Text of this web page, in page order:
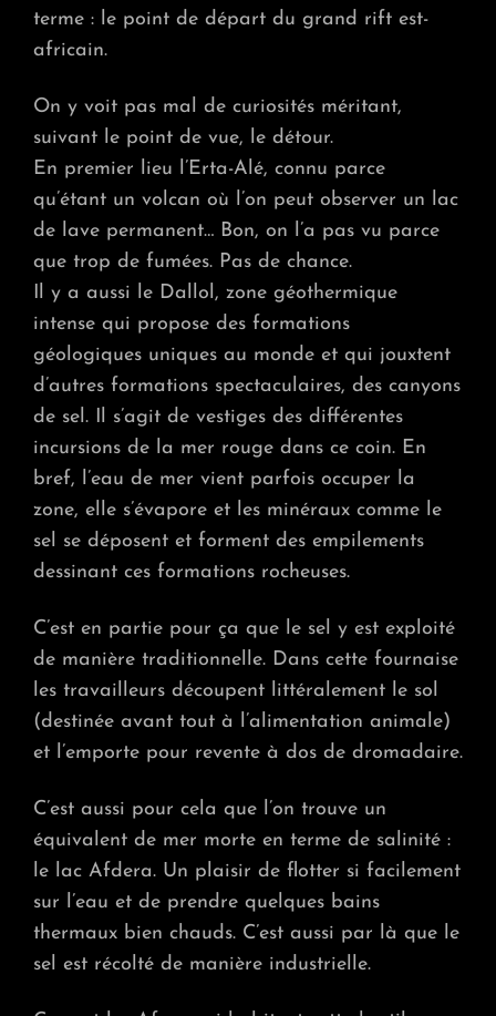
terme : le point de départ du grand rift est-
africain.
On y voit pas mal de curiosités méritant,
suivant le point de vue, le détour.
En premier lieu l’Erta-Alé, connu parce
qu’étant un volcan où l’on peut observer un lac
de lave permanent… Bon, on l’a pas vu parce
que trop de fumées. Pas de chance.
Il y a aussi le Dallol, zone géothermique
intense qui propose des formations
géologiques uniques au monde et qui jouxtent
d’autres formations spectaculaires, des canyons
de sel. Il s’agit de vestiges des différentes
incursions de la mer rouge dans ce coin. En
bref, l’eau de mer vient parfois occuper la
zone, elle s’évapore et les minéraux comme le
sel se déposent et forment des empilements
dessinant ces formations rocheuses.
C’est en partie pour ça que le sel y est exploité
de manière traditionnelle. Dans cette fournaise
les travailleurs découpent littéralement le sol
(destinée avant tout à l’alimentation animale)
et l’emporte pour revente à dos de dromadaire.
C’est aussi pour cela que l’on trouve un
équivalent de mer morte en terme de salinité :
le lac Afdera. Un plaisir de flotter si facilement
sur l’eau et de prendre quelques bains
thermaux bien chauds. C’est aussi par là que le
sel est récolté de manière industrielle.